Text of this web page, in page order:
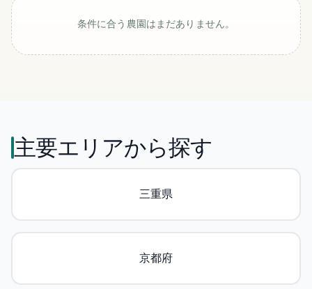
条件に合う農園はまだありません。
主要エリアから探す
三重県
京都府